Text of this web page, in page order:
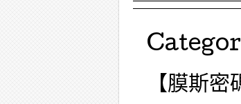
【膜斯